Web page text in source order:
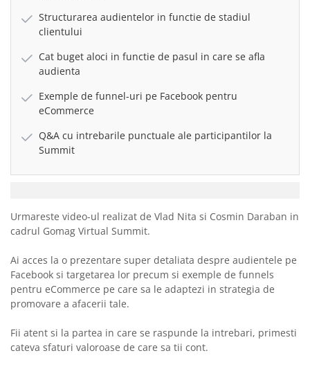
Structurarea audientelor in functie de stadiul
clientului
Cat buget aloci in functie de pasul in care se afla
audienta
Exemple de funnel-uri pe Facebook pentru
eCommerce
Q&A cu intrebarile punctuale ale participantilor la
Summit
Urmareste video-ul realizat de Vlad Nita si Cosmin Daraban in
cadrul Gomag Virtual Summit.
Ai acces la o prezentare super detaliata despre audientele pe
Facebook si targetarea lor precum si exemple de funnels
pentru eCommerce pe care sa le adaptezi in strategia de
promovare a afacerii tale.
Fii atent si la partea in care se raspunde la intrebari, primesti
cateva sfaturi valoroase de care sa tii cont.